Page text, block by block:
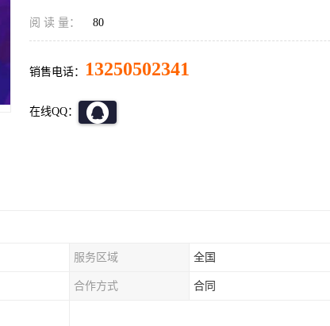
阅 读 量： 80
销售电话： 13250502341
在线QQ：
服务区域 全国
合作方式 合同